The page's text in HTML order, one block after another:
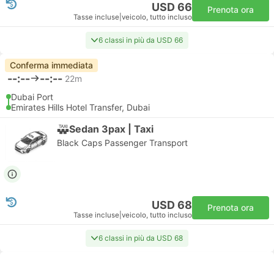
USD 66
Tasse incluse veicolo, tutto incluso
Prenota ora
6 classi in più da USD 66
Conferma immediata
--:-- --:-- 22m
Dubai Port
Emirates Hills Hotel Transfer, Dubai
Sedan 3pax | Taxi
Black Caps Passenger Transport
USD 68
Tasse incluse veicolo, tutto incluso
Prenota ora
6 classi in più da USD 68